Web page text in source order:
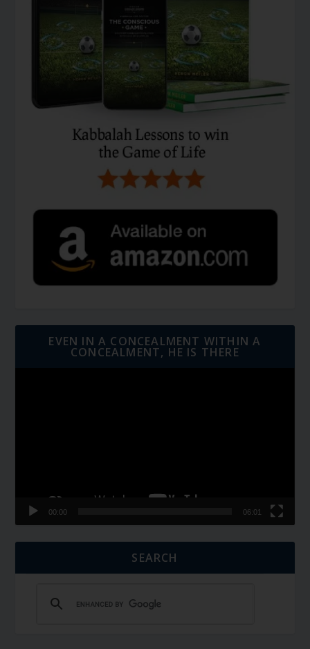
EVEN IN A CONCEALMENT WITHIN A
CONCEALMENT, HE IS THERE
00:00 06:01
SEARCH